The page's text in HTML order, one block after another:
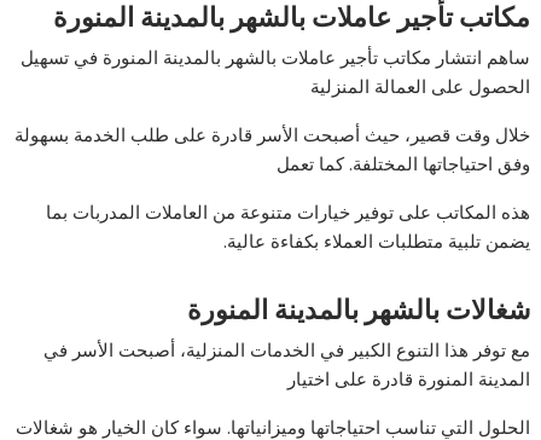
مكاتب تأجير عاملات بالشهر بالمدينة المنورة
ساهم انتشار مكاتب تأجير عاملات بالشهر بالمدينة المنورة في تسهيل
الحصول على العمالة المنزلية
خلال وقت قصير، حيث أصبحت الأسر قادرة على طلب الخدمة بسهولة
وفق احتياجاتها المختلفة. كما تعمل
هذه المكاتب على توفير خيارات متنوعة من العاملات المدربات بما
يضمن تلبية متطلبات العملاء بكفاءة عالية.
شغالات بالشهر بالمدينة المنورة
مع توفر هذا التنوع الكبير في الخدمات المنزلية، أصبحت الأسر في
المدينة المنورة قادرة على اختيار
الحلول التي تناسب احتياجاتها وميزانياتها. سواء كان الخيار هو شغالات